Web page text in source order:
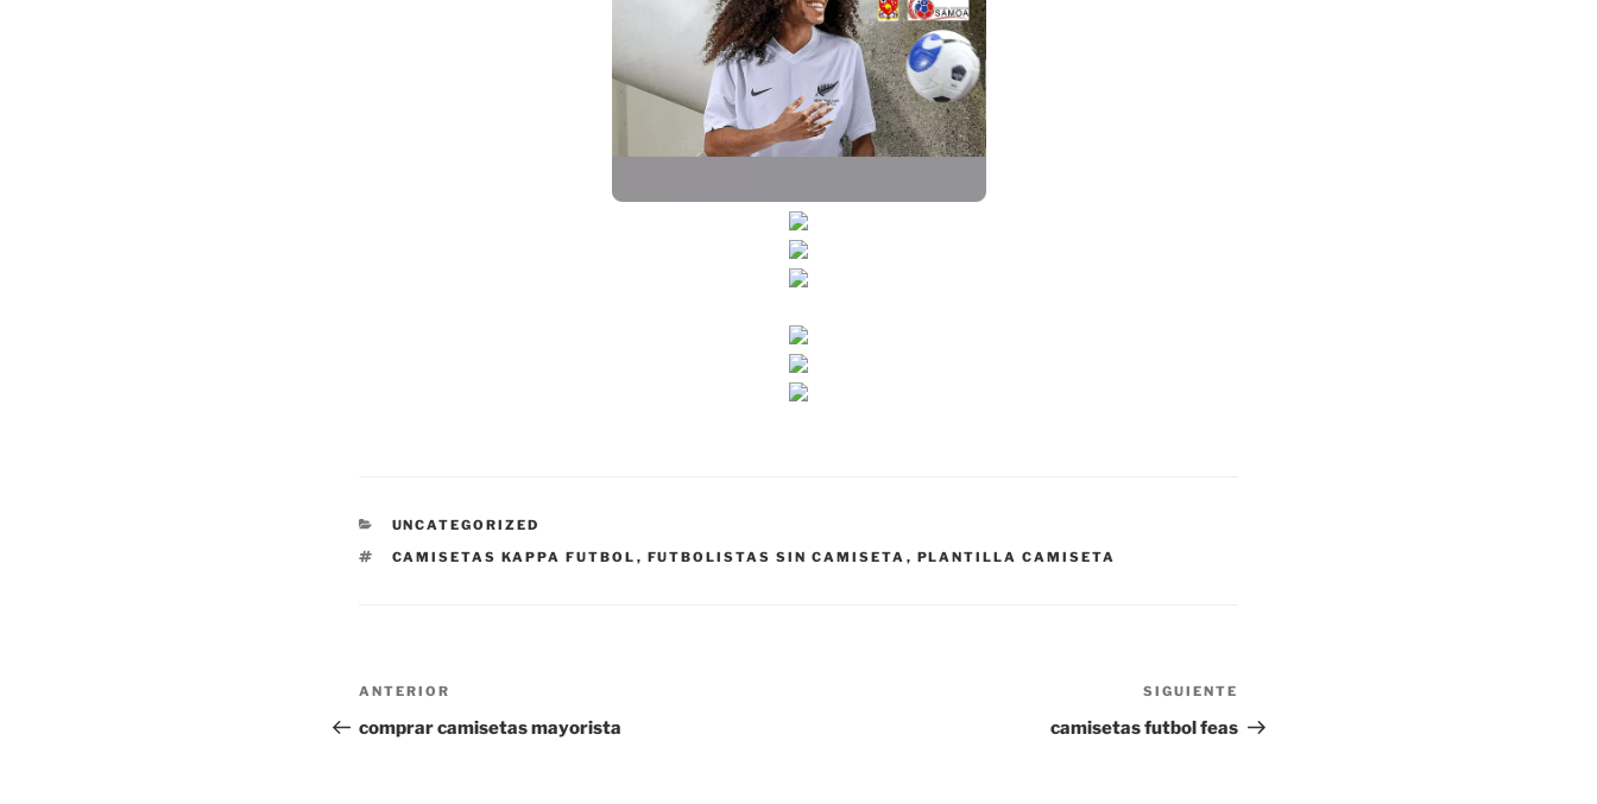
CATEGORÍAS
UNCATEGORIZED
ETIQUETAS
CAMISETAS KAPPA FUTBOL , FUTBOLISTAS SIN CAMISETA , PLANTILLA CAMISETA
Navegación
de
Entrada
anterior:
ANTERIOR
comprar camisetas mayorista
entrada
SIGUIENTE
camisetas futbol feas